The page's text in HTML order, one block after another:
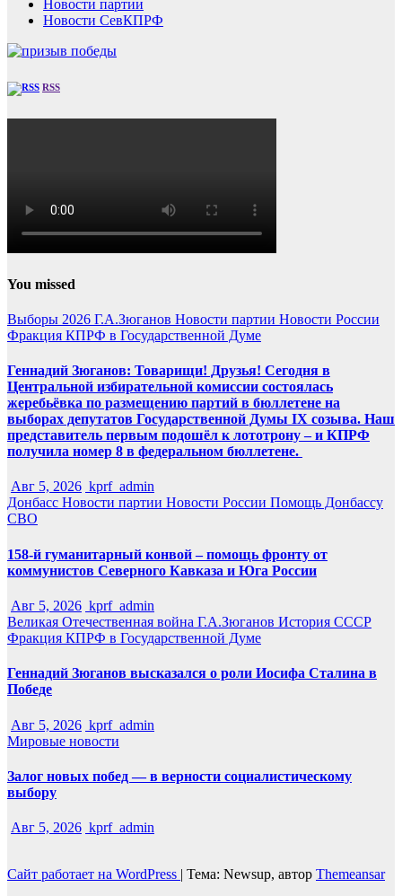
Новости партии
Новости СевКПРФ
RSS
You missed
Выборы 2026 Г.А.Зюганов Новости партии Новости России
Фракция КПРФ в Государственной Думе
Геннадий Зюганов: Товарищи! Друзья! Сегодня в
Центральной избирательной комиссии состоялась
жеребьёвка по размещению партий в бюллетене на
выборах депутатов Государственной Думы IX созыва. Наш
представитель первым подошёл к лототрону – и КПРФ
получила номер 8 в федеральном бюллетене.
Авг 5, 2026 kprf_admin
Донбасс Новости партии Новости России Помощь Донбассу
СВО
158-й гуманитарный конвой – помощь фронту от
коммунистов Северного Кавказа и Юга России
Авг 5, 2026 kprf_admin
Великая Отечественная война Г.А.Зюганов История СССР
Фракция КПРФ в Государственной Думе
Геннадий Зюганов высказался о роли Иосифа Сталина в
Победе
Авг 5, 2026 kprf_admin
Мировые новости
Залог новых побед — в верности социалистическому
выбору
Авг 5, 2026 kprf_admin
Сайт работает на WordPress | Тема: Newsup, автор Themeansar